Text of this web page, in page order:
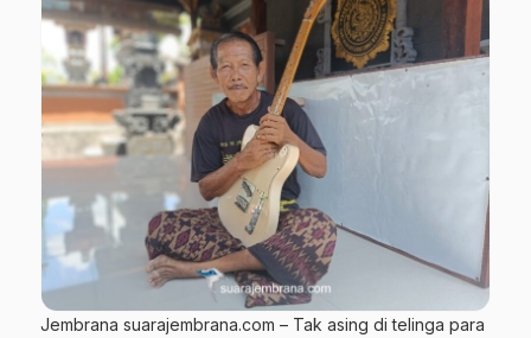
Jembrana suarajembrana.com – Tak asing di telinga para